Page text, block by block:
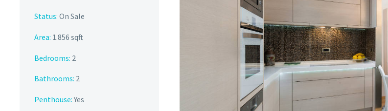
Status: On Sale
Area: 1.856 sqft
Bedrooms: 2
Bathrooms: 2
Penthouse:Yes